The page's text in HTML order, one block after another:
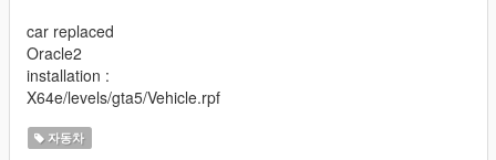
car replaced
Oracle2
installation :
X64e/levels/gta5/Vehicle.rpf
자동차